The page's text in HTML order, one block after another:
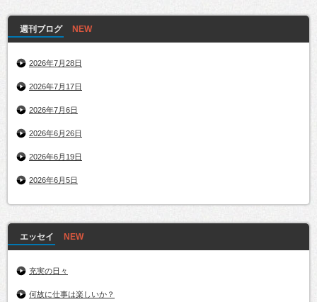
週刊ブログ
2026年7月28日
2026年7月17日
2026年7月6日
2026年6月26日
2026年6月19日
2026年6月5日
エッセイ
充実の日々
何故に仕事は楽しいか？